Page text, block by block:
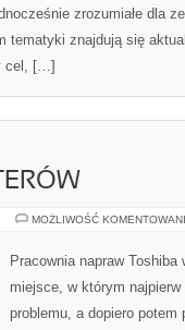
zrozumiałe dla
tematyki znajdują się
cel, […]
MOŻLIWOŚĆ
Pracownia napraw
miejsce, w którym
problemu, a dopiero potem